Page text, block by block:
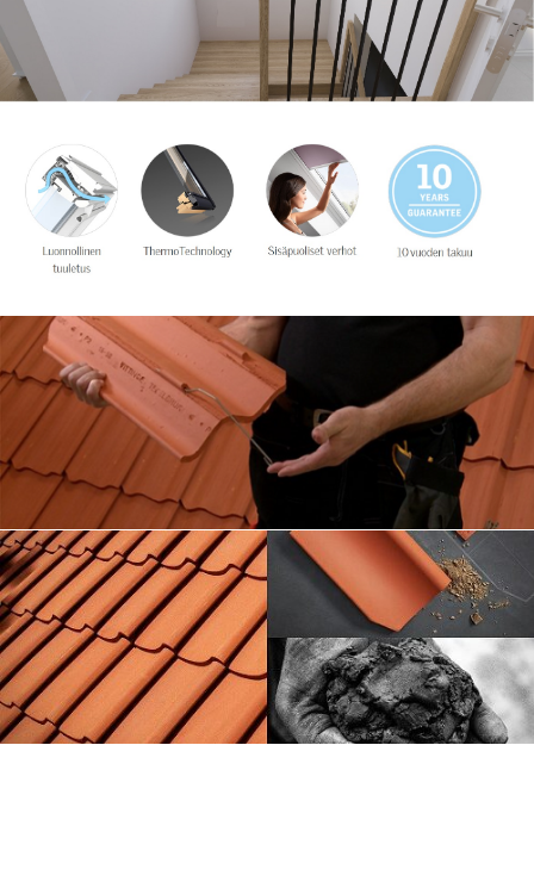
Velux
kattoikkunat
Lue lisää
Tiilikatto
kiinnikkeet
Lue lisää